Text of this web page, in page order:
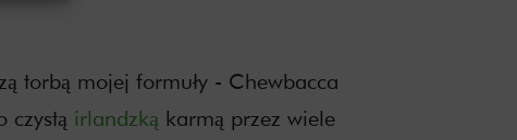
torbą mojej formuły - Chewbacca
czystą irlandzką karmą przez wiele